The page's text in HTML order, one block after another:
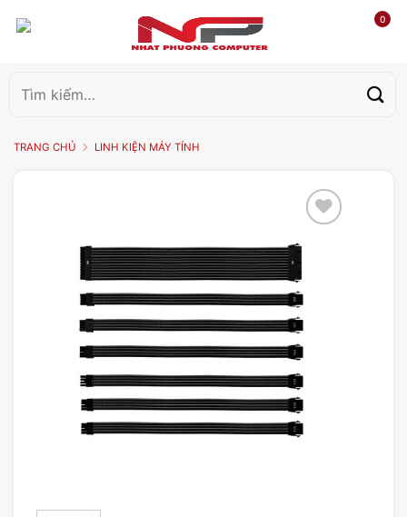
0
kiếm:
TRANG CHỦ LINH KIỆN MÁY TÍNH
wishlist